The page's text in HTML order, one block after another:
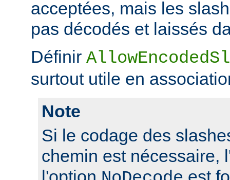
acceptées, mais les
pas décodés et laissés
Définir
surtout utile en
Note
Si le codage des
chemin est nécessaire,